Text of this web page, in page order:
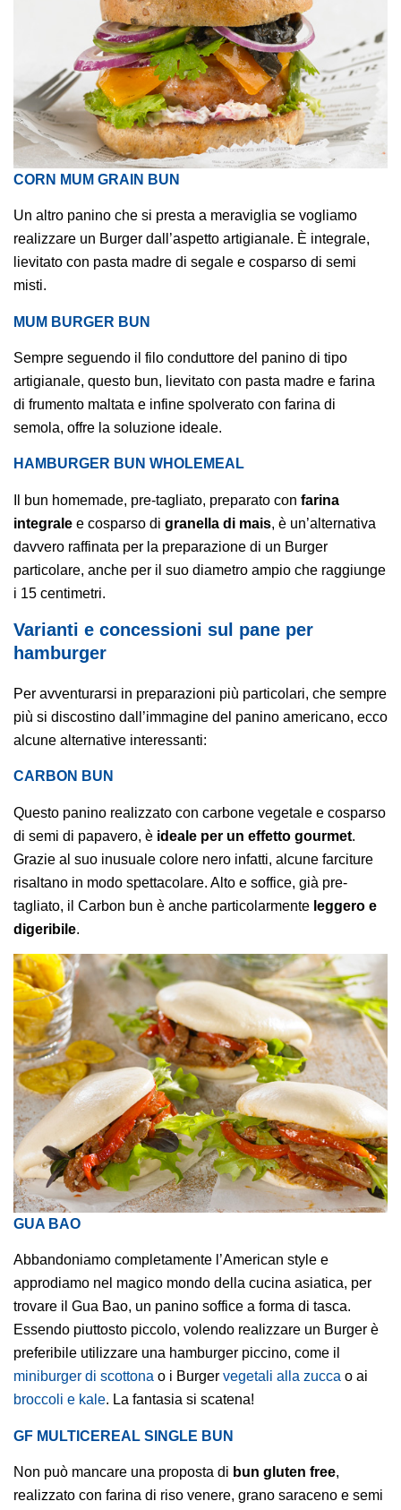
CORN MUM GRAIN BUN
Un altro panino che si presta a meraviglia se vogliamo
realizzare un Burger dall’aspetto artigianale. È integrale,
lievitato con pasta madre di segale e cosparso di semi
misti.
MUM BURGER BUN
Sempre seguendo il filo conduttore del panino di tipo
artigianale, questo bun, lievitato con pasta madre e farina
di frumento maltata e infine spolverato con farina di
semola, offre la soluzione ideale.
HAMBURGER BUN WHOLEMEAL
Il bun homemade, pre-tagliato, preparato con farina
integrale e cosparso di granella di mais, è un’alternativa
davvero raffinata per la preparazione di un Burger
particolare, anche per il suo diametro ampio che raggiunge
i 15 centimetri.
Varianti e concessioni sul pane per
hamburger
Per avventurarsi in preparazioni più particolari, che sempre
più si discostino dall’immagine del panino americano, ecco
alcune alternative interessanti:
CARBON BUN
Questo panino realizzato con carbone vegetale e cosparso
di semi di papavero, è ideale per un effetto gourmet.
Grazie al suo inusuale colore nero infatti, alcune farciture
risaltano in modo spettacolare. Alto e soffice, già pre-
tagliato, il Carbon bun è anche particolarmente leggero e
digeribile.
GUA BAO
Abbandoniamo completamente l’American style e
approdiamo nel magico mondo della cucina asiatica, per
trovare il Gua Bao, un panino soffice a forma di tasca.
Essendo piuttosto piccolo, volendo realizzare un Burger è
preferibile utilizzare una hamburger piccino, come il
miniburger di scottona o i Burger vegetali alla zucca o ai
broccoli e kale. La fantasia si scatena!
GF MULTICEREAL SINGLE BUN
Non può mancare una proposta di bun gluten free,
realizzato con farina di riso venere, grano saraceno e semi